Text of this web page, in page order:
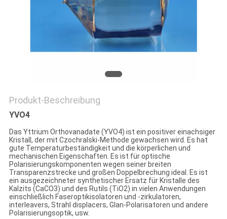
Produkt-Beschreibung
YVO4
Das Yttrium Orthovanadate (YVO4) ist ein positiver einachsiger
Kristall, der mit Czochralski-Methode gewachsen wird. Es hat
gute Temperaturbeständigkeit und die körperlichen und
mechanischen Eigenschaften. Es ist für optische
Polarisierungskomponenten wegen seiner breiten
Transparenzstrecke und großen Doppelbrechung ideal. Es ist
ein ausgezeichneter synthetischer Ersatz für Kristalle des
Kalzits (CaCO3) und des Rutils (TiO2) in vielen Anwendungen
einschließlich Faseroptikisolatoren und -zirkulatoren,
interleavers, Strahl displacers, Glan-Polarisatoren und andere
Polarisierungsoptik, usw.